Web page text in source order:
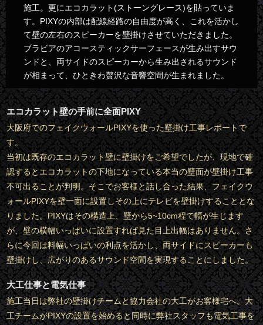
施工。更にエコカラット(ストーングレース)を貼っていま
す。PIXYの内部は配線経路の自由度が高く、これを活かし
て壁の左右のスピーカーを壁掛けさせていただきました。
ブラビアのアコースティックサーフェースが生み出すサウ
ンドと、両サイドのスピーカーから生み出されるサウンド
が相まって、ひときわ贅沢な音響空間が生まれました。
エコカラット壁の手前に全面PIXY
大阪府でのフェイクウォールPIXYを使った壁掛け工事レポートで
す。
当初は既存のエコカラット壁に壁掛けをご希望でしたが、現地で確
認するとエコカラットの下地になっている本当の壁面が壁掛け工事
不可出ることが判明。そこでお客様と話し合った結果、フェイクウ
ォールPIXYを壁一面に設置しその上にテレビを壁掛けすることとな
りました。PIXYはその構造上、壁から5~10cm程で幅が生じます
が、壁の横幅いっぱいに設置すれば見た目上出幅はありません。さ
らに今回は料幅いっぱいの利点を活かし、両サイドにスピーカーも
壁掛けし、広がりのあるサウンド空間を実現することにしました。
大工仕事と電気仕事
施工当日は弊社の壁掛けチームと協力会社の大工がお客様宅へ。大
工チームがPIXYの設置を始めると同時に弊社スタッフも電気工事を